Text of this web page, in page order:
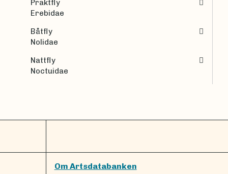
Praktfly
Erebidae
Båtfly
Nolidae
Nattfly
Noctuidae
Om Artsdatabanken